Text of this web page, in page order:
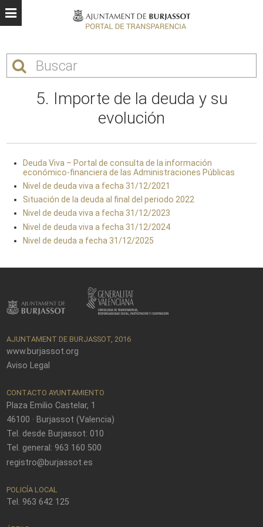
5. Importe de la deuda y su
evolución
Deuda Viva – Portal de consulta de la información
económico-financiera de las Administraciones Públicas
Nivel de deuda viva a fecha 31/12/2021
Situación de la deuda al final del periodo 2022
Nivel de deuda viva a fecha 31/12/2023
Nivel de deuda viva a fecha 31/12/2024
Nivel de deuda a fecha 31/12/2025
AJUNTAMENT DE BURJASSOT, 2016
www.burjassot.org
Aviso Legal
CONTACTO AYUNTAMIENTO
Plaza Emilio Castelar, 1
46100 · Burjassot (Valencia)
Tel. desde Burjassot: 010
Tel. general: 963 160 500
registro@burjassot.es
POLICÍA LOCAL
Tel. 963 642 125